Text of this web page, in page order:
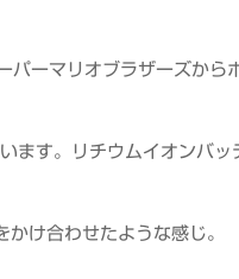
ーマリオブラザーズから
ます。リチウムイオンバッ
け合わせたような感じ。